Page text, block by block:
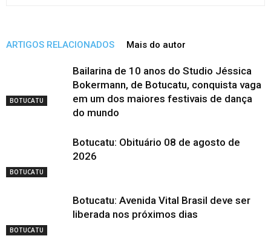
ARTIGOS RELACIONADOS Mais do autor
BOTUCATU
Bailarina de 10 anos do Studio Jéssica
Bokermann, de Botucatu, conquista vaga
em um dos maiores festivais de dança
do mundo
BOTUCATU
Botucatu: Obituário 08 de agosto de
2026
BOTUCATU
Botucatu: Avenida Vital Brasil deve ser
liberada nos próximos dias